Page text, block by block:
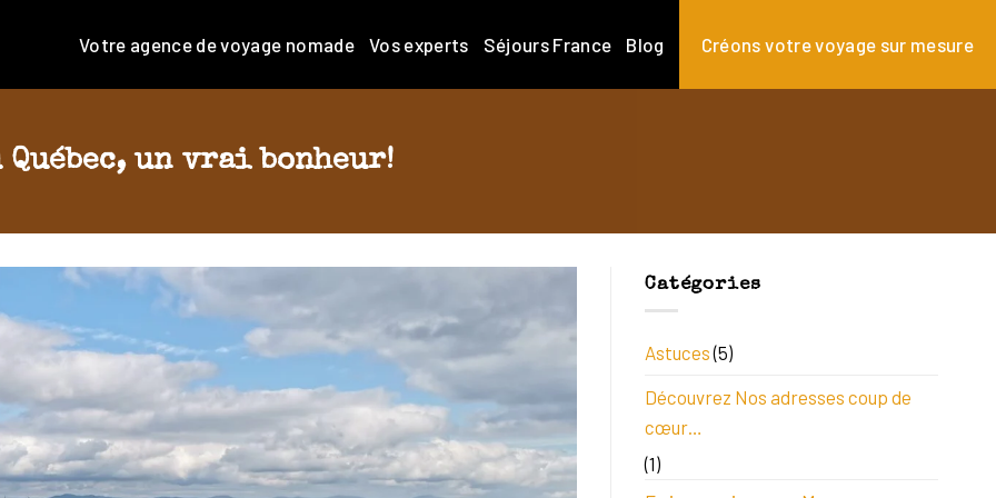
Votre agence de voyage nomade Vos experts Séjours France Blog Créons votre voyage sur mesure
un vrai bonheur!
Catégories
Astuces(5)
Découvrez Nos adresses coup de
cœur…
(1)